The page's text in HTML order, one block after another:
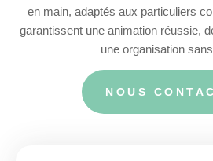
en main, adaptés aux particuliers
garantissent une animation réussie,
une organisation
NOUS